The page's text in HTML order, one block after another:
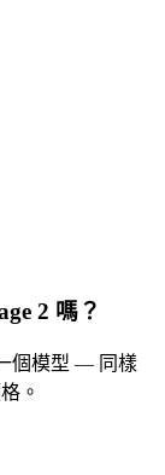
2 嗎？
個模型 — 同樣
。